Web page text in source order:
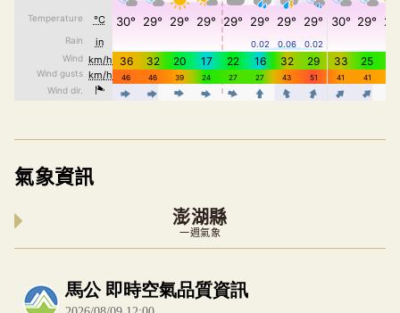
氣象資訊
澎湖縣
一週氣象
內嵌空氣品質小工具為視覺預覽，完整即時空